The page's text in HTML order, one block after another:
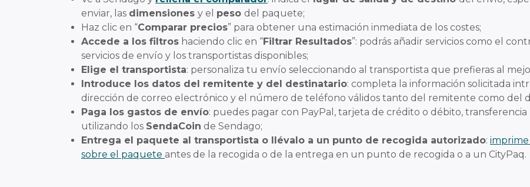
enviar, las dimensiones y el peso del paquete;
Haz clic en “Comparar precios” para obtener una estimación inmediata de los costes;
Accede a los filtros haciendo clic en “Filtrar Resultados”: podrás añadir servicios como el
servicios de envío y los transportistas disponibles;
Elige el transportista: personaliza tu envío seleccionando al transportista que prefieras al
Introduce los datos del remitente y del destinatario: completa la información solicitada
dirección de correo electrónico y el número de teléfono válidos tanto del remitente como del
Paga los gastos de envío: puedes pagar con PayPal, tarjeta de crédito o débito, transferencia
utilizando los SendaCoin de Sendago;
Entrega el paquete al transportista o llévalo a un punto de recogida autorizado:
sobre el paquete antes de la recogida o de la entrega en un punto de recogida o a un CityPaq.